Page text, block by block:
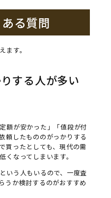
る質問
ます。
する人が多い
額が安かった」「値段が付
頼したもののがっかりする
買ったとしても、現代の需
くなってしまいます。
いう人もいるので、一度査
うか検討するのがおすすめ